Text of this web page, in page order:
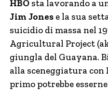
HBO sta lavorando a
Jim Jones e la sua
suicidio di massa nel
Agricultural Project
giungla del Guayana.
alla sceneggiatura con
primo potrebbe